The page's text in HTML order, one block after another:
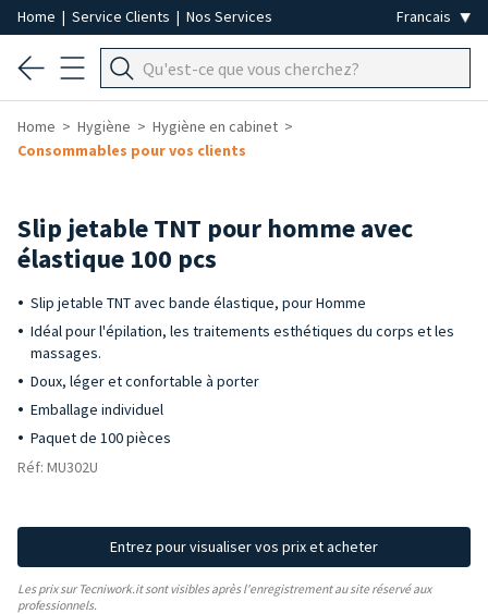
Home | Service Clients | Nos Services
Home Hygiène
Hygiène en cabinet
Consommables pour vos clients
Slip jetable TNT pour homme avec
élastique 100 pcs
Slip jetable TNT avec bande élastique, pour Homme
Idéal pour l'épilation, les traitements esthétiques du corps et les
massages.
Doux, léger et confortable à porter
Emballage individuel
Paquet de 100 pièces
Réf: MU302U
Entrez pour visualiser vos prix et acheter
Les prix sur Tecniwork.it sont visibles après l'enregistrement au site réservé aux
professionnels.